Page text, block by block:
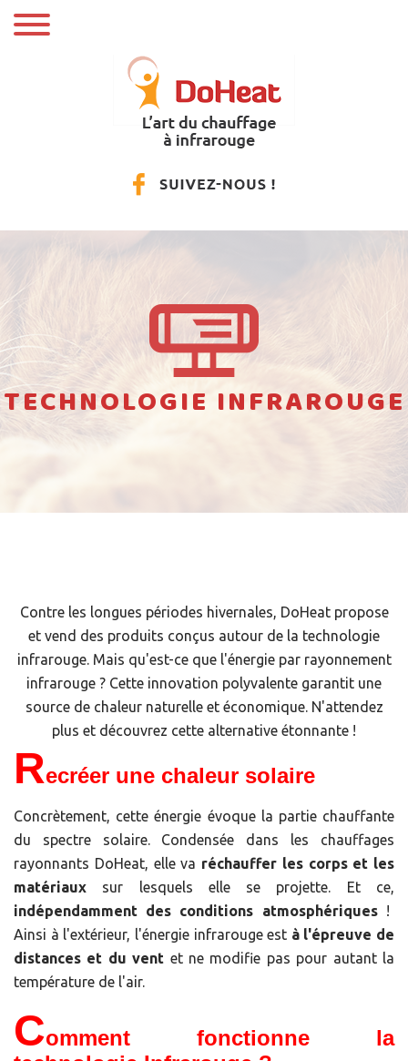
TECHNOLOGIE INFRAROUGE
Contre les longues périodes hivernales, DoHeat propose
et vend des produits conçus autour de la technologie
infrarouge. Mais qu'est-ce que l'énergie par rayonnement
infrarouge ? Cette innovation polyvalente garantit une
source de chaleur naturelle et économique. N'attendez
plus et découvrez cette alternative étonnante !
Recréer une chaleur solaire
Concrètement, cette énergie évoque la partie chauffante
du spectre solaire. Condensée dans les chauffages
rayonnants DoHeat, elle va réchauffer les corps et les
matériaux sur lesquels elle se projette. Et ce,
indépendamment des conditions atmosphériques!
Ainsi à l'extérieur, l'énergie infrarouge est à l'épreuve de
distances et du vent et ne modifie pas pour autant la
température de l'air.
Comment fonctionne la